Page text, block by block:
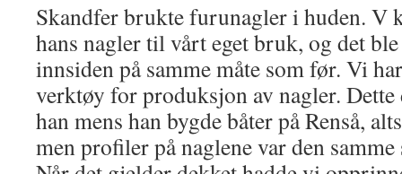
Skandfer brukte furunagler i huden. V
hans nagler til vårt eget bruk, og det
innsiden på samme måte som før. Vi
verktøy for produksjon av nagler. Dette
han mens han bygde båter på Renså,
men profiler på naglene var den samme